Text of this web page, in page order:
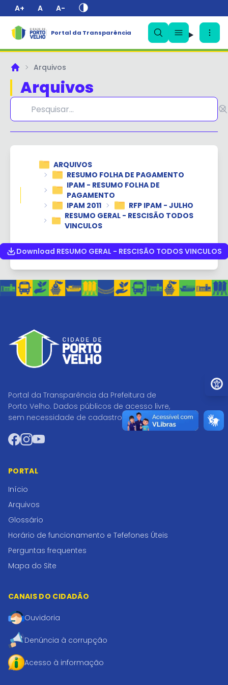
A+ A A-
Portal da Transparência
PrincipalArquivos
Arquivos
ARQUIVOS
RESUMO FOLHA DE PAGAMENTO
IPAM - RESUMO FOLHA DE
PAGAMENTO
IPAM 2011
RFP IPAM - JULHO
RESUMO GERAL - RESCISÃO TODOS
VINCULOS
Download RESUMO GERAL - RESCISÃO TODOS VINCULOS
Portal da Transparência da Prefeitura de
Porto Velho. Dados públicos de acesso livre,
sem necessidade de cadastro.
Facebook
Instagram
YouTube
PORTAL
Início
Arquivos
Glossário
Horário de funcionamento e Tefefones Úteis
Perguntas frequentes
Mapa do Site
CANAIS DO CIDADÃO
Ouvidoria
Denúncia à corrupção
Acesso à informação
✕
Ir